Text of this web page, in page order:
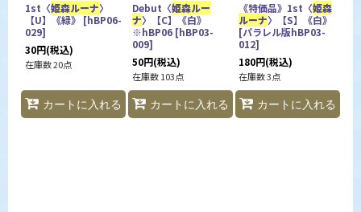
1st〈姫森ルーナ〉
【U】《緑》 [hBP06-
029]
30円(税込)
在庫数 20点
カートに入れる
Debut〈姫森ルー
ナ〉【C】《白》
※hBP06 [hBP03-
009]
50円(税込)
在庫数 103点
カートに入れる
《特価品》1st〈姫森
ルーナ〉【S】《白》
[パラレル版hBP03-
012]
180円(税込)
在庫数 3点
カートに入れる